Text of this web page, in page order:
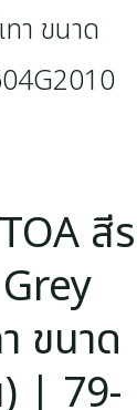
สี
ขนาด
| 79-